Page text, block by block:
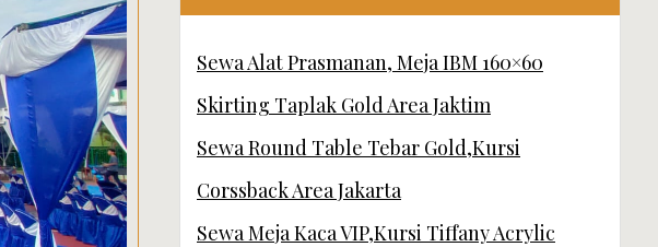
Sewa Alat Prasmanan, Meja IBM 160×60
Skirting Taplak Gold Area Jaktim
Sewa Round Table Tebar Gold,Kursi
Corssback Area Jakarta
Sewa Meja Kaca VIP,Kursi Tiffany Acrylic